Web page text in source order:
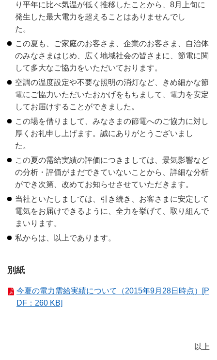
り平年に比べ気温が低く推移したことから、8月上旬に
発生した最大電力を超えることはありませんでし
た。
この夏も、ご家庭のお客さま、企業のお客さま、自治体
のみなさまはじめ、広く地域社会の皆さまに、節電に関
して多大なご協力をいただいております。
空調の温度設定や不要な照明の消灯など、きめ細かな節
電にご協力いただいたおかげをもちまして、電力を安定
してお届けすることができました。
この場を借りまして、みなさまの節電へのご協力に対し
厚くお礼申し上げます。誠にありがとうございまし
た。
この夏の需給実績の評価につきましては、景気影響など
の分析・評価がまだできていないことから、詳細な分析
ができ次第、改めてお知らせさせていただきます。
当社といたしましては、引き続き、お客さまに安定して
電気をお届けできるように、全力を挙げて、取り組んで
まいります。
私からは、以上であります。
別紙
今夏の電力需給実績について（2015年9月28日時点）[P
DF：260 KB]
以上